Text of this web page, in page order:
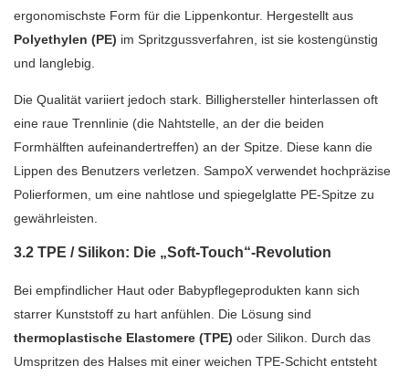
ergonomischste Form für die Lippenkontur. Hergestellt aus
Polyethylen (PE) im Spritzgussverfahren, ist sie kostengünstig
und langlebig.
Die Qualität variiert jedoch stark. Billighersteller hinterlassen oft
eine raue Trennlinie (die Nahtstelle, an der die beiden
Formhälften aufeinandertreffen) an der Spitze. Diese kann die
Lippen des Benutzers verletzen. SampoX verwendet hochpräzise
Polierformen, um eine nahtlose und spiegelglatte PE-Spitze zu
gewährleisten.
3.2 TPE / Silikon: Die „Soft-Touch“-Revolution
Bei empfindlicher Haut oder Babypflegeprodukten kann sich
starrer Kunststoff zu hart anfühlen. Die Lösung sind
thermoplastische Elastomere (TPE) oder Silikon. Durch das
Umspritzen des Halses mit einer weichen TPE-Schicht entsteht